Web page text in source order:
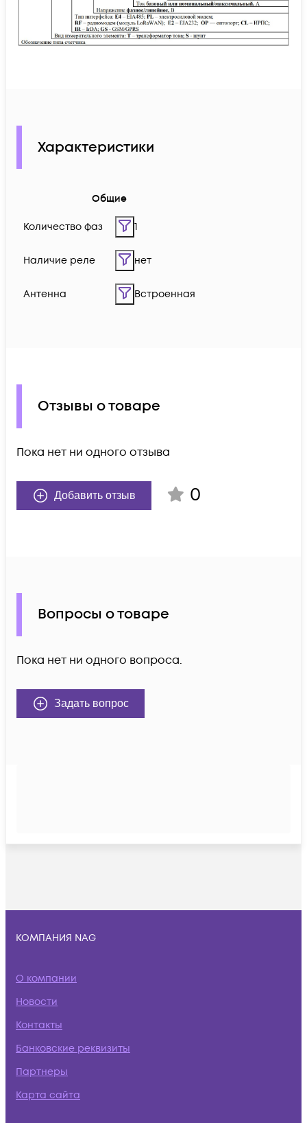
Характеристики
Общие
Количество фаз 1
Наличие реле нет
Антенна Встроенная
Отзывы о товаре
Пока нет ни одного отзыва
Добавить отзыв 0
Вопросы о товаре
Пока нет ни одного вопроса.
Задать вопрос
КОМПАНИЯ NAG
О компании
Новости
Контакты
Банковские реквизиты
Партнеры
Карта сайта